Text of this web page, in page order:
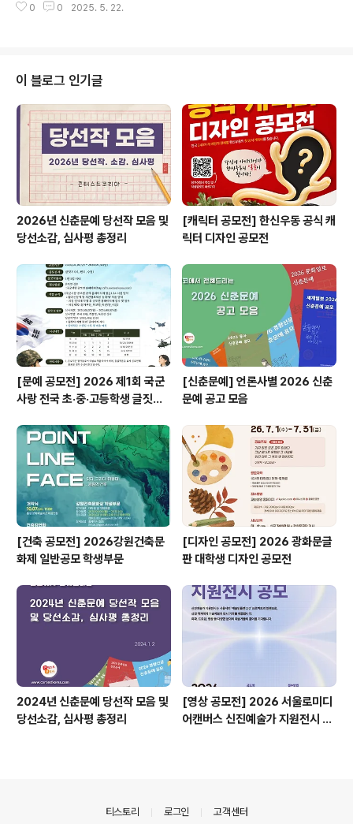
(수) 16시까지* 추가모집, 접수기간 연장* 접수마감시간
것 ◎ 공모 대상전 세계 유, 초, 중, 고등학생 및 동일 연령
4.7cm x 세로 10cm (일반 관제엽서 규격)Step 2. 공식
엽서 또는 재단 된 용지 한쪽 면에 작품 완성Step 3. 완성
된 작품 뒷면에 인적 사항 필수 기재 (미 기재 시 심사 제외)
- 재단 용지 사용 시 기재 항목: 작품 의도, 이름, 학교/학원,
학년/반/번호, 주소, 연락처..
0 0 2025. 5. 22.
이 블로그 인기글
2026년 신춘문예 당선작 모음 및
당선소감, 심사평 총정리
[캐릭터 공모전] 한신우동 공식 캐
릭터 디자인 공모전
[문예 공모전] 2026 제1회 국군
사랑 전국 초·중·고등학생 글짓기
[신춘문예] 언론사별 2026 신춘
문예 공고 모음
[건축 공모전] 2026강원건축문
화제 일반공모 학생부문
[디자인 공모전] 2026 광화문글
판 대학생 디자인 공모전
2024년 신춘문예 당선작 모음 및
당선소감, 심사평 총정리
[영상 공모전] 2026 서울로미디
어캔버스 신진예술가 지원전시 공
티스토리 로그인 고객센터